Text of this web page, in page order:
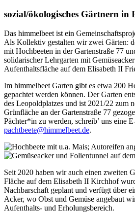
sozial/ökologisches Gärtnern in
Das himmelbeet ist ein
Als Kollektiv gestalten wir zwei Gärten:
mit Hochbeeten in der Gartenstraße 77
solidarischer Lehrgarten mit
Aufenthaltsfläche auf dem Elisabeth II
Im himmelbeet Garten gibt es etwa 200
gepachtet werden können. Der Garten
des Leopoldplatzes und ist 2021/22 zum
Grünfläche an der Gartenstraße 77
Pächter*in zu werden, schreib’ uns eine
pachtbeete@himmelbeet.de.
Seit 2020 haben wir auch einen zweiten
Fläche auf dem Elisabeth II Kirchhof
Nachbarschaft geplant und verfügt über
Acker, wo Obst und Gemüse angebaut
Aufenthalts- und Erholungsbereich.